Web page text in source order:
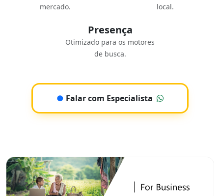
mercado.
local.
Presença
Otimizado para os motores
de busca.
● Falar com Especialista